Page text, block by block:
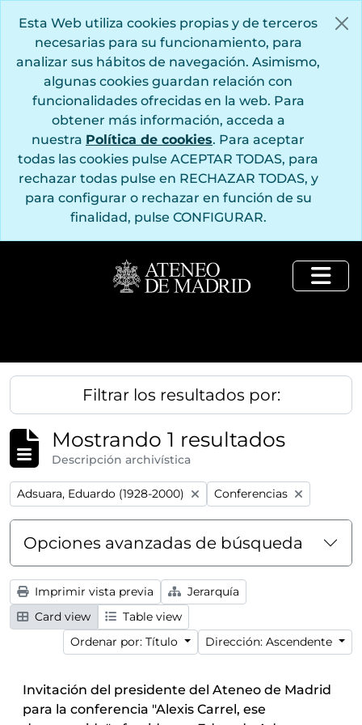
Esta Web utiliza cookies propias y de terceros
necesarias para su funcionamiento, para
analizar sus hábitos de navegación. Asimismo,
algunas cookies guardan relación con
funcionalidades ofrecidas en la web. Para
obtener más información, acceda a
nuestra Política de cookies. Para aceptar
todas las cookies pulse ACEPTAR TODAS, para
rechazar todas pulse en RECHAZAR TODAS, y
para configurar o rechazar en función de su
finalidad, pulse CONFIGURAR.
Filtrar los resultados por:
Mostrando 1 resultados
Descripción archivística
Remove filter:
Adsuara, Eduardo (1928-2000) Remove filter:
Conferencias
Opciones avanzadas de búsqueda
Imprimir vista previa
Jerarquía
Card view
Table view
Ordenar por: Título
Dirección: Ascendente
Invitación del presidente del Ateneo de Madrid
para la conferencia "Alexis Carrel, ese